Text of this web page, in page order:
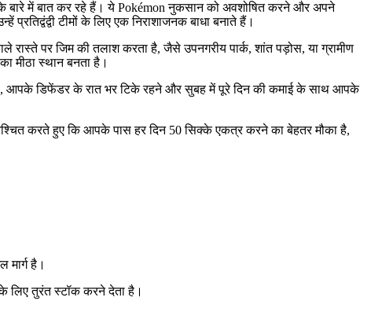
बारे में बात कर रहे हैं। ये Pokémon नुकसान को अवशोषित करने और अपने
टीमों के लिए एक निराशाजनक बाधा बनाते हैं।
पर जिम की तलाश करता है, जैसे उपनगरीय पार्क, शांत पड़ोस, या ग्रामीण
मीठा स्थान बनता है।
आपके डिफेंडर के रात भर टिके रहने और सुबह में पूरे दिन की कमाई के साथ आपके
करते हुए कि आपके पास हर दिन 50 सिक्के एकत्र करने का बेहतर मौका है,
है।
लिए तुरंत स्टॉक करने देता है।